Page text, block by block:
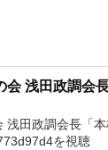
会 浅田政調会
浅田政調会長「
を視聴